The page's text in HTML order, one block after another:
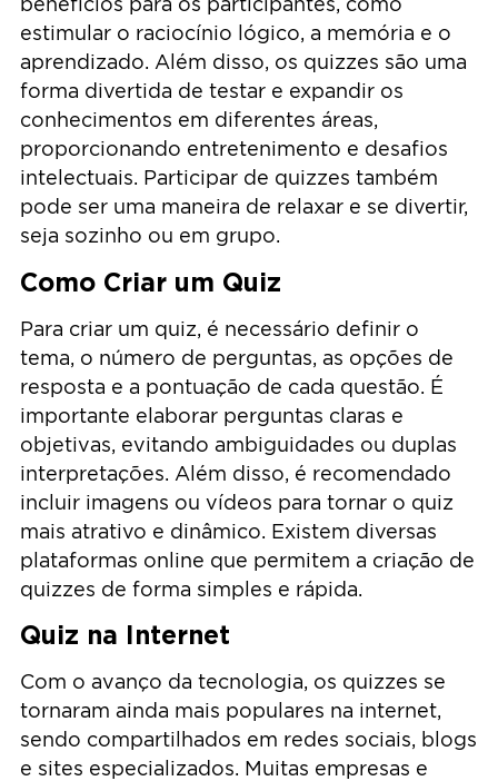
estimular o raciocínio lógico, a memória e o
aprendizado. Além disso, os quizzes são uma
forma divertida de testar e expandir os
conhecimentos em diferentes áreas,
proporcionando entretenimento e desafios
intelectuais. Participar de quizzes também
pode ser uma maneira de relaxar e se divertir,
seja sozinho ou em grupo.
Como Criar um Quiz
Para criar um quiz, é necessário definir o
tema, o número de perguntas, as opções de
resposta e a pontuação de cada questão. É
importante elaborar perguntas claras e
objetivas, evitando ambiguidades ou duplas
interpretações. Além disso, é recomendado
incluir imagens ou vídeos para tornar o quiz
mais atrativo e dinâmico. Existem diversas
plataformas online que permitem a criação de
quizzes de forma simples e rápida.
Quiz na Internet
Com o avanço da tecnologia, os quizzes se
tornaram ainda mais populares na internet,
sendo compartilhados em redes sociais, blogs
e sites especializados. Muitas empresas e